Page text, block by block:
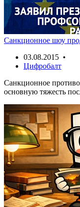
Санкционное шоу
03.08.2015 •
Цифробалт
Санкционное
основную тяжесть